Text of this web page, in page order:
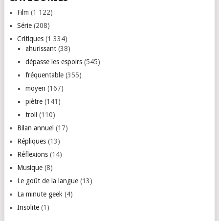
Film (1 122)
Série(208)
Critiques(1 334)
ahurissant(38)
dépasse les espoirs(545)
fréquentable(355)
moyen (167)
piètre(141)
troll (110)
Bilan annuel (17)
Répliques(13)
Réflexions(14)
Musique(8)
Le goût de la langue(13)
La minute geek (4)
Insolite(1)